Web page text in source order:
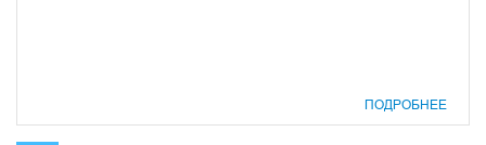
ПОДРОБНЕЕ